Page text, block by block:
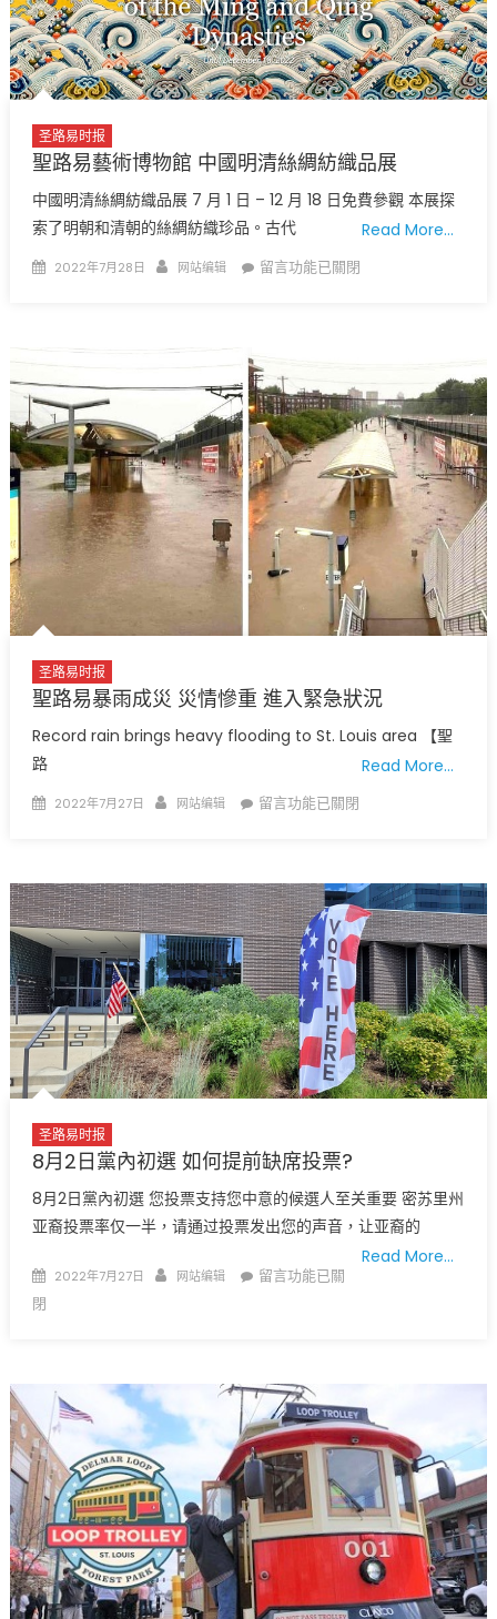
易
林
白
國
場
接
機
油
再
度
來
襲
氣
局
發
布
報〉
中
圣路易时报
聖路易藝術博物館 中國明清絲綢紡織品展
中國明清絲綢紡織品展 7 月 1 日 – 12 月 18 日免費參觀 本展探
索了明朝和清朝的絲綢紡織珍品。古代
Read More…
Posted
2022年7月28日 Author
网站编辑
在
藝
術
博
物
館
中
國
清
品
留言功能已關閉
圣路易时报
聖路易暴雨成災 災情慘重 進入緊急狀況
Record rain brings heavy flooding to St. Louis area 【聖
路
Read More…
Posted
2022年7月27日 Author
网站编辑
在
暴
雨
成
災
災
情
慘
重
緊
狀
況〉
留言功能已關閉
圣路易时报
8月2日黨內初選 如何提前缺席投票?
8月2日黨內初選 您投票支持您中意的候選人至关重要 密苏里州
亚裔投票率仅一半，请通过投票发出您的声音，让亚裔的
Read More…
Posted
2022年7月27日 Author
网站编辑
在
黨
內
初
選
如
何
前
缺
留言功能已關
閉